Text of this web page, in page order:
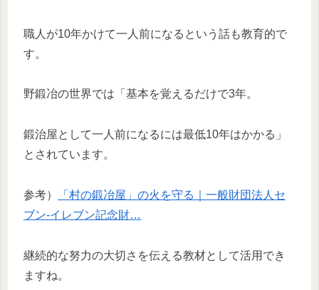
職人が10年かけて一人前になるという話も教育的で
す。
野鍛冶の世界では「基本を覚えるだけで3年。
鍛治屋として一人前になるには最低10年はかかる」
とされています。
参考）
「村の鍛冶屋」の火を守る｜一般財団法人セ
ブン‐イレブン記念財…
継続的な努力の大切さを伝える教材として活用でき
ますね。